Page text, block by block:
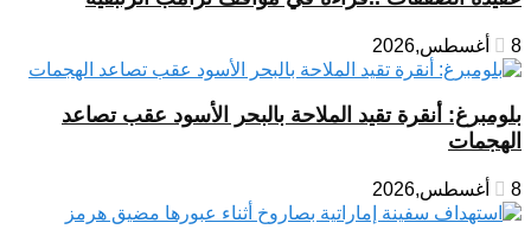
8 أغسطس,2026
بلومبرغ: أنقرة تقيد الملاحة بالبحر الأسود عقب تصاعد
الهجمات
8 أغسطس,2026